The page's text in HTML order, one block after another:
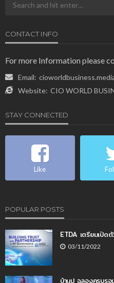
CONTACT INFO
For more Information please
Email:
Website: CIO WORLD
STAY CONNECTED
Like
POPULAR POSTS
ETDA เตรียมเปิ
03/11/2022
บ้านปู ฉลองครบร